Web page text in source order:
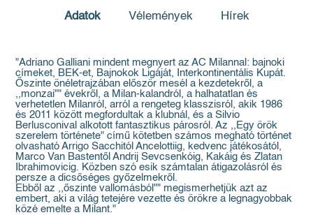
Adatok Vélemények Hírek
"Adriano Galliani mindent megnyert az AC Milannal: bajnoki
címeket, BEK-et, Bajnokok Ligáját, Interkontinentális Kupát.
Őszinte önéletrajzában először mesél a kezdetekről, a
,,monzai"" évekről, a Milan-kalandról, a halhatatlan és
verhetetlen Milanról, arról a rengeteg klasszisról, akik 1986
és 2011 között megfordultak a klubnál, és a Silvio
Berlusconival alkotott fantasztikus párosról. Az ,,Egy örök
szerelem története" című kötetben számos megható történet
olvasható Arrigo Sacchitól Ancelottiig, kedvenc játékosától,
Marco Van Bastentől Andrij Sevcsenkóig, Kakáig és Zlatan
Ibrahimovicig. Közben szó esik számtalan átigazolásról és
persze a dicsőséges győzelmekről.
Ebből az ,,őszinte vallomásból"" megismerhetjük azt az
embert, aki a világ tetejére vezette és örökre a legnagyobbak
közé emelte a Milant."